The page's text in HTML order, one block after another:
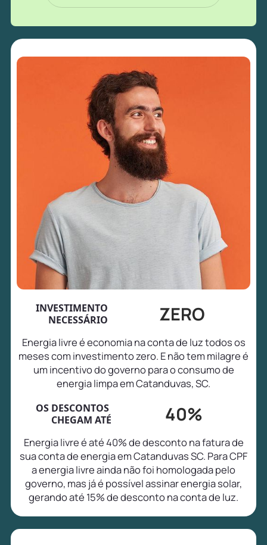
INVESTIMENTO
NECESSÁRIO
ZERO
Energia livre é economia na conta de luz todos os
meses com investimento zero. E não tem milagre é
um incentivo do governo para o consumo de
energia limpa em Catanduvas, SC.
OS DESCONTOS
CHEGAM ATÉ
40%
Energia livre é até 40% de desconto na fatura de
sua conta de energia em Catanduvas SC. Para CPF
a energia livre ainda não foi homologada pelo
governo, mas já é possível assinar energia solar,
gerando até 15% de desconto na conta de luz.